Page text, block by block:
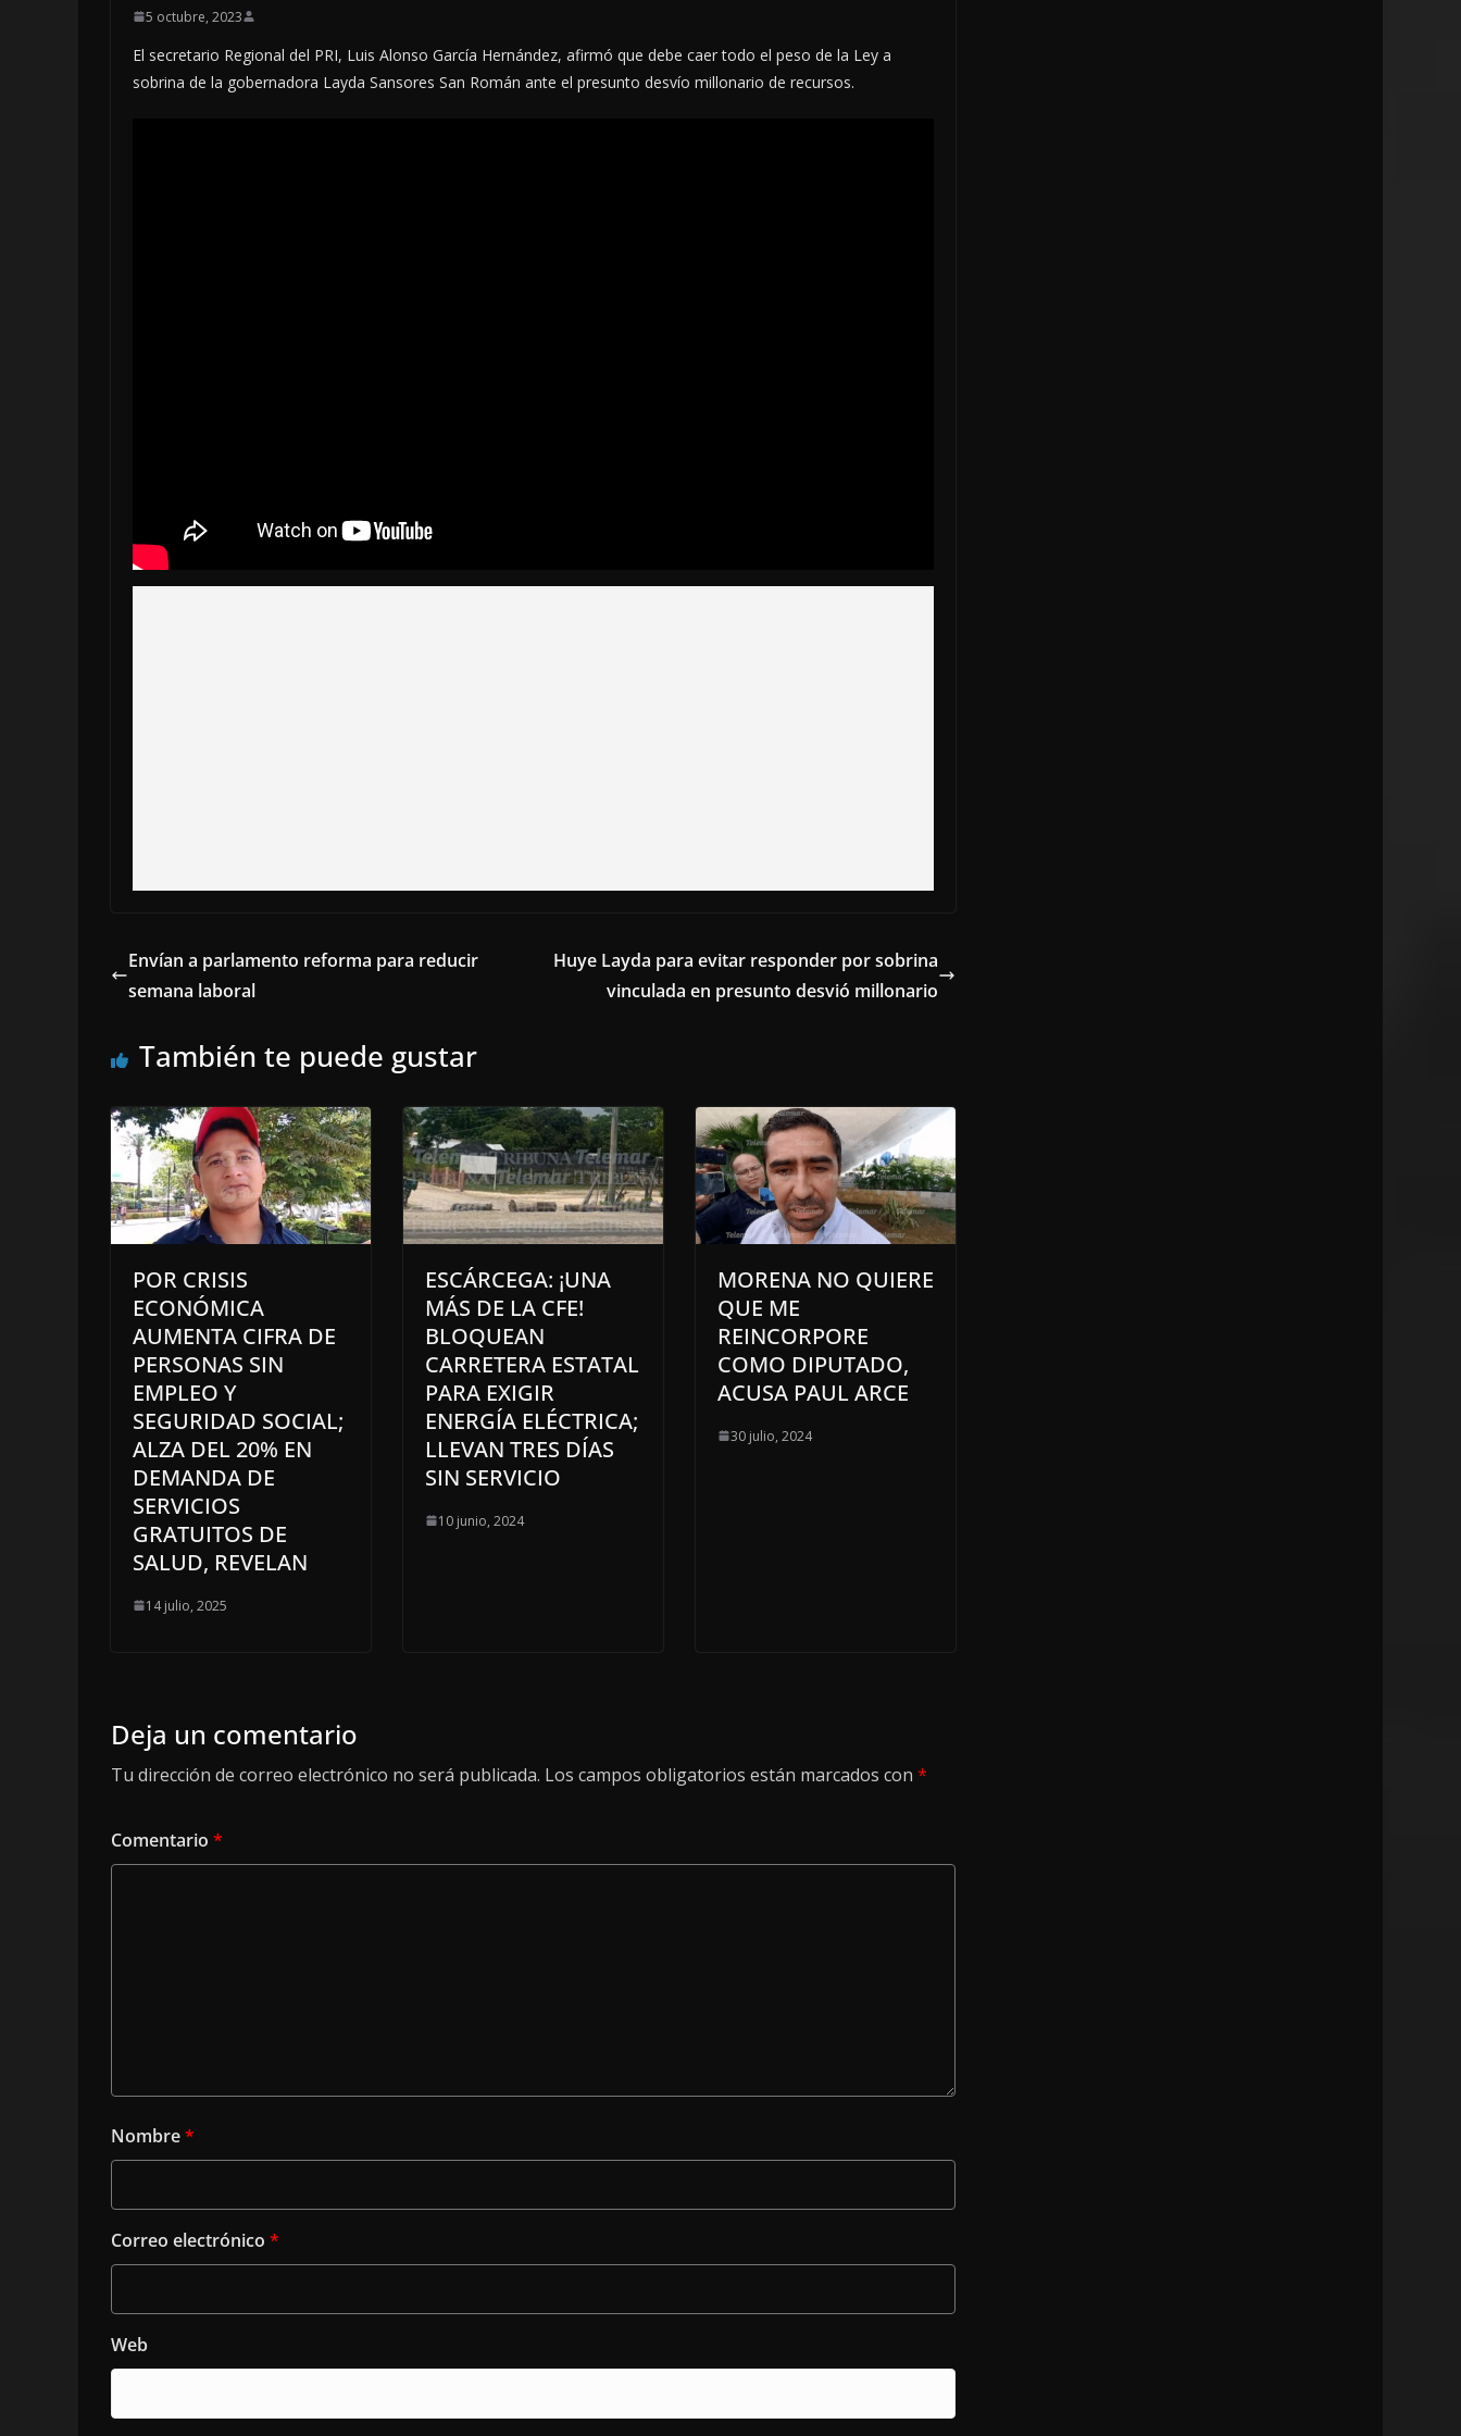
5 octubre, 2023
El secretario Regional del PRI, Luis Alonso García Hernández, afirmó que debe caer todo el peso de la Ley a
sobrina de la gobernadora Layda Sansores San Román ante el presunto desvío millonario de recursos.
Envían a parlamento reforma para reducir
semana laboral
Huye Layda para evitar responder por sobrina
vinculada en presunto desvió millonario
También te puede gustar
POR CRISIS
ECONÓMICA
AUMENTA CIFRA DE
PERSONAS SIN
EMPLEO Y
SEGURIDAD SOCIAL;
ALZA DEL 20% EN
DEMANDA DE
SERVICIOS
GRATUITOS DE
SALUD, REVELAN
14 julio, 2025
ESCÁRCEGA: ¡UNA
MÁS DE LA CFE!
BLOQUEAN
CARRETERA ESTATAL
PARA EXIGIR
ENERGÍA ELÉCTRICA;
LLEVAN TRES DÍAS
SIN SERVICIO
10 junio, 2024
MORENA NO QUIERE
QUE ME
REINCORPORE
COMO DIPUTADO,
ACUSA PAUL ARCE
30 julio, 2024
Deja un comentario
Tu dirección de correo electrónico no será publicada. Los campos obligatorios están marcados con *
Comentario *
Nombre*
Correo electrónico *
Web